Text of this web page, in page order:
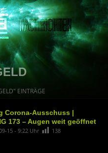
EINTRÄGE
Corona-Ausschuss |
173 – Augen weit geöffnet
15 - 9:22 Uhr 138